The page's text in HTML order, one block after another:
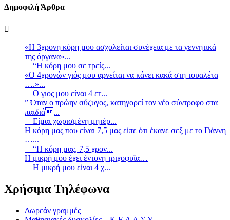
Δημοφιλή Άρθρα
«Η 3χρονη κόρη μου ασχολείται συνέχεια με τα γεννητικά
της όργανα»...
“Η κόρη μου σε τρείς...
«Ο 4χρονών γιός μου αρνείται να κάνει κακά στη τουαλέτα
….»...
Ο γιος μου είναι 4 ετ...
” Όταν ο πρώην σύζυγος, κατηγορεί τον νέο σύντροφο στα
παιδιά...
Είμαι χωρισμένη μητέρ...
Η κόρη μας που είναι 7,5 μας είπε ότι έκανε σεξ με το Γιάννη
…...
“Η κόρη μας, 7,5 χρον...
Η μικρή μου έχει έντονη τριχοφυΐα…
Η μικρή μου είναι 4 χ...
Χρήσιμα Τηλέφωνα
Δωρεάν γραμμές